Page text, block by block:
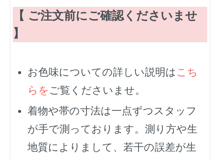
【 ご注文前にご確認くださいませ
】
お色味についての詳しい説明は こち
らを ご覧くださいませ。
着物や帯の寸法は一点ずつスタッフ
が手で測っております。測り方や生
地質によりまして、若干の誤差が生